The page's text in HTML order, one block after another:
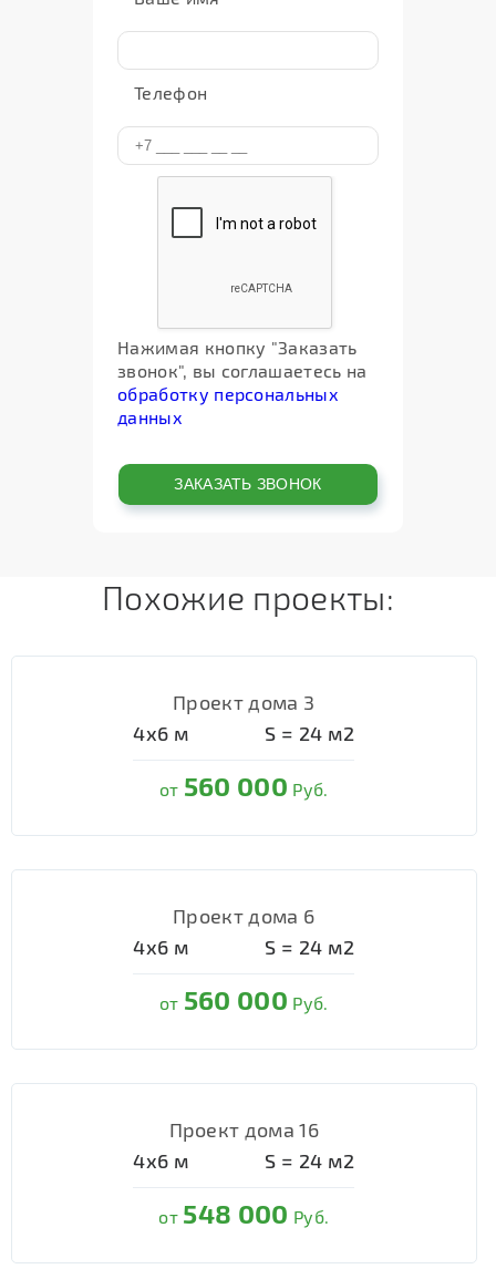
Телефон
Нажимая кнопку "Заказать
звонок", вы соглашаетесь на
обработку персональных
данных
Похожие проекты:
Проект дома 3
4х6 м S = 24 м2
от 560 000 Руб.
Проект дома 6
4х6 м S = 24 м2
от 560 000 Руб.
Проект дома 16
4х6 м S = 24 м2
от 548 000 Руб.